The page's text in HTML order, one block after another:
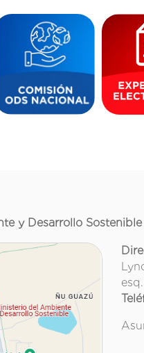
y Desarrollo Sostenible